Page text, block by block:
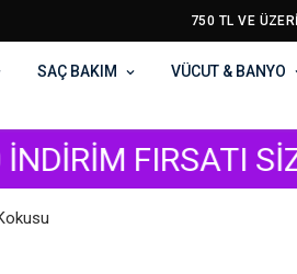
750 TL VE
SAÇ BAKIM VÜCUT & BANYO
SİZİ